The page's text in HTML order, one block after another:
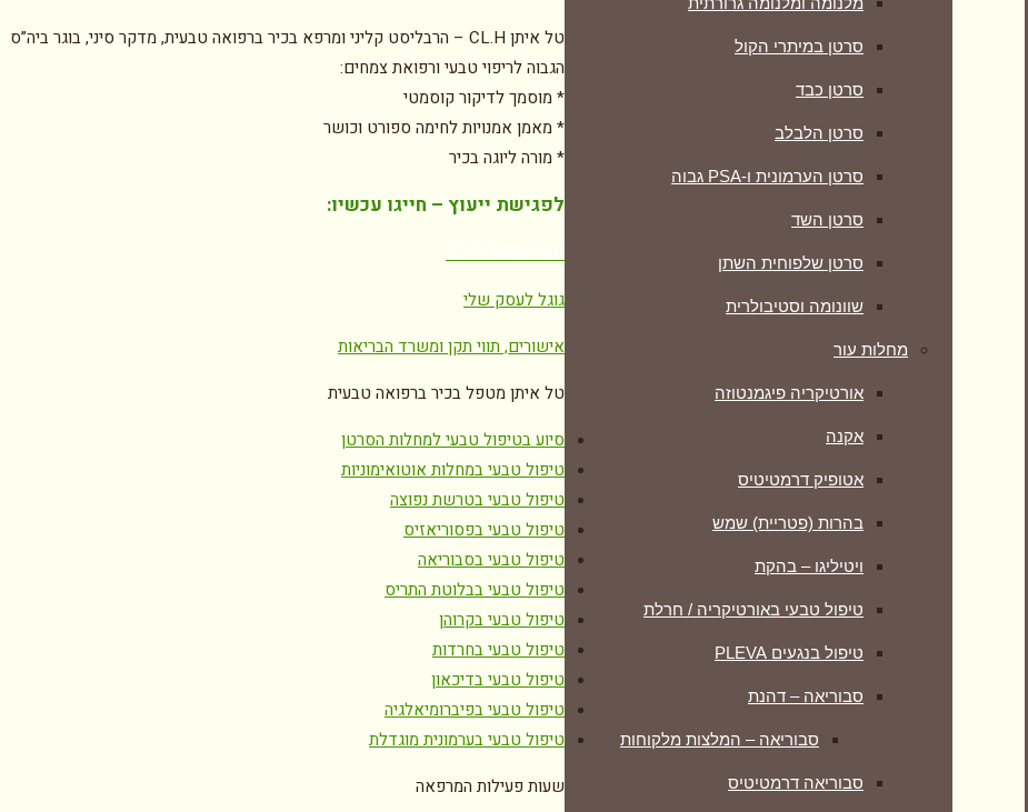
סרטן במיתרי הקול
סרטן כבד
סרטן הלבלב
סרטן הערמונית ו-PSA גבוה
סרטן השד
סרטן שלפוחית השתן
שוונומה וסטיבולרית
מחלות עור
אורטיקריה פיגמנטוזה
אקנה
אטופיק דרמטיטיס
בהרות (פטריית) שמש
ויטיליגו – בהקת
טיפול טבעי באורטיקריה / חרלת
טיפול בנגעים PLEVA
סבוריאה – דהנת
סבוריאה – המלצות מלקוחות
סבוריאה דרמטיטיס
טל איתן CL.H – הרבליסט קליני ומרפא בכיר ברפואה טבעית, מדקר סיני, בוגר ביה”ס
הגבוה לריפוי טבעי ורפואת צמחים:
* מוסמך לדיקור קוסמטי
* מאמן אמנויות לחימה ספורט וכושר
* מורה ליוגה בכיר
לפגישת ייעוץ – חייגו עכשיו:
גוגל לעסק שלי
אישורים, תווי תקן ומשרד הבריאות
טל איתן מטפל בכיר ברפואה טבעית
סיוע בטיפול טבעי למחלות הסרטן
טיפול טבעי במחלות אוטואימוניות
טיפול טבעי בטרשת נפוצה
טיפול טבעי בפסוריאזיס
טיפול טבעי בסבוריאה
טיפול טבעי בבלוטת התריס
טיפול טבעי בקרוהן
טיפול טבעי בחרדות
טיפול טבעי בדיכאון
טיפול טבעי בפיברומיאלגיה
טיפול טבעי בערמונית מוגדלת
שעות פעילות המרפאה